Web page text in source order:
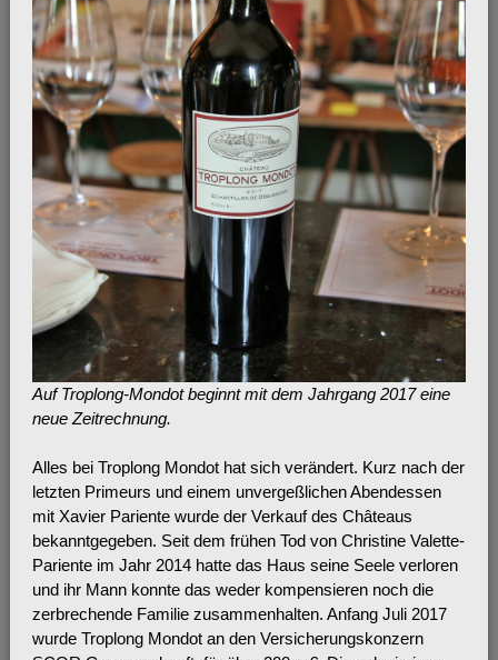
Auf Troplong-Mondot beginnt mit dem Jahrgang 2017 eine
neue Zeitrechnung.
Alles bei Troplong Mondot hat sich verändert. Kurz nach der
letzten Primeurs und einem unvergeßlichen Abendessen
mit Xavier Pariente wurde der Verkauf des Châteaus
bekanntgegeben. Seit dem frühen Tod von Christine Valette-
Pariente im Jahr 2014 hatte das Haus seine Seele verloren
und ihr Mann konnte das weder kompensieren noch die
zerbrechende Familie zusammenhalten. Anfang Juli 2017
wurde Troplong Mondot an den Versicherungskonzern